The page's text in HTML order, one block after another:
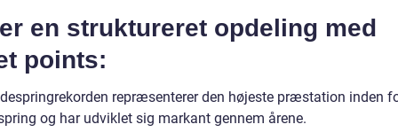
en struktureret opdeling med
points:
repræsenterer den højeste præstation inden
og har udviklet sig markant gennem årene.